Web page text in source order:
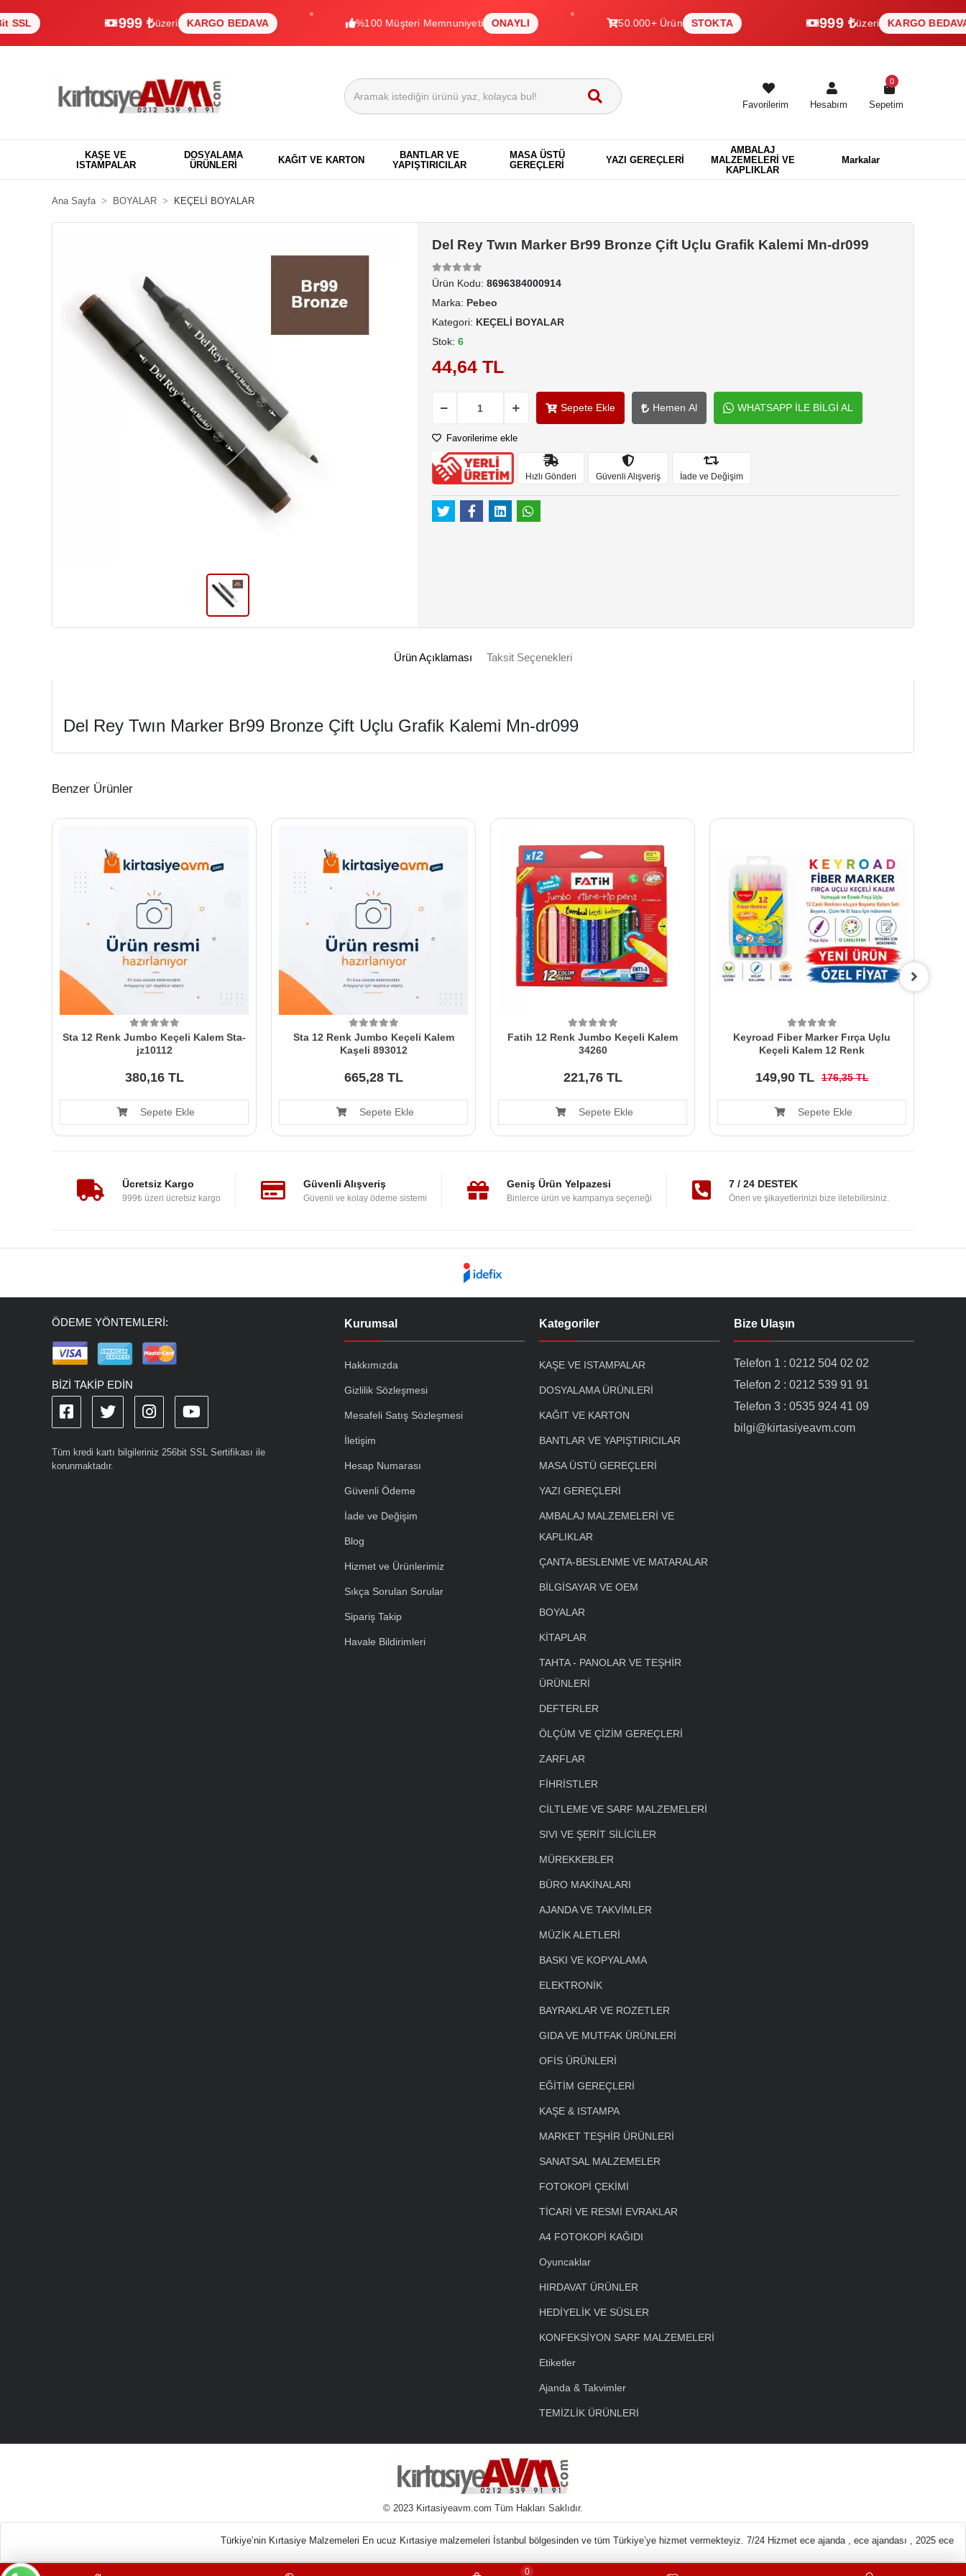
999 ₺üzeri KARGO BEDAVA %100 Müşteri Memnuniyeti ONAYLI 50.000+ Ürün STOKTA 999 ₺üzeri KARGO BEDAVA
Favorilerim Hesabım Sepetim
0
KAŞE VE
ISTAMPALAR
DOSYALAMA
ÜRÜNLERİ
KAĞIT VE KARTON
BANTLAR VE
YAPIŞTIRICILAR
MASA ÜSTÜ
GEREÇLERİ
YAZI GEREÇLERİ
AMBALAJ
MALZEMELERİ VE
KAPLIKLAR
Markalar
Ana Sayfa BOYALAR KEÇELİ BOYALAR
Del Rey Twın Marker Br99 Bronze Çift Uçlu Grafik Kalemi Mn-dr099
Ürün Kodu: 8696384000914
Marka: Pebeo
Kategori: KEÇELİ BOYALAR
Stok: 6
44,64 TL
Sepete Ekle Hemen Al WHATSAPP İLE BİLGİ AL
Favorilerime ekle
Hızlı Gönderi Güvenli Alışveriş İade ve Değişim
Ürün Açıklaması Taksit Seçenekleri
Del Rey Twın Marker Br99 Bronze Çift Uçlu Grafik Kalemi Mn-dr099
Benzer Ürünler
Sta 12 Renk Jumbo Keçeli Kalem Sta-
jz10112
380,16 TL
Sepete Ekle
Sta 12 Renk Jumbo Keçeli Kalem
Kaşeli 893012
665,28 TL
Sepete Ekle
Fatih 12 Renk Jumbo Keçeli Kalem
34260
221,76 TL
Sepete Ekle
Keyroad Fiber Marker Fırça Uçlu
Keçeli Kalem 12 Renk
149,90 TL 176,35 TL
Sepete Ekle
Ücretsiz Kargo
999₺ üzeri ücretsiz kargo
Güvenli Alışveriş
Güvenli ve kolay ödeme sistemi
Geniş Ürün Yelpazesi
Binlerce ürün ve kampanya seçeneği
7 / 24 DESTEK
Öneri ve şikayetlerinizi bize iletebilirsiniz.
ÖDEME YÖNTEMLERİ:
BİZİ TAKİP EDİN
Tüm kredi kartı bilgileriniz 256bit SSL Sertifikası ile
korunmaktadır.
Kurumsal
Hakkımızda
Gizlilik Sözleşmesi
Mesafeli Satış Sözleşmesi
İletişim
Hesap Numarası
Güvenli Ödeme
İade ve Değişim
Blog
Hizmet ve Ürünlerimiz
Sıkça Sorulan Sorular
Sipariş Takip
Havale Bildirimleri
Kategoriler
KAŞE VE ISTAMPALAR
DOSYALAMA ÜRÜNLERİ
KAĞIT VE KARTON
BANTLAR VE YAPIŞTIRICILAR
MASA ÜSTÜ GEREÇLERİ
YAZI GEREÇLERİ
AMBALAJ MALZEMELERİ VE
KAPLIKLAR
ÇANTA-BESLENME VE MATARALAR
BİLGİSAYAR VE OEM
BOYALAR
KİTAPLAR
TAHTA - PANOLAR VE TEŞHİR
ÜRÜNLERİ
DEFTERLER
ÖLÇÜM VE ÇİZİM GEREÇLERİ
ZARFLAR
FİHRİSTLER
CİLTLEME VE SARF MALZEMELERİ
SIVI VE ŞERİT SİLİCİLER
MÜREKKEBLER
BÜRO MAKİNALARI
AJANDA VE TAKVİMLER
MÜZİK ALETLERİ
BASKI VE KOPYALAMA
ELEKTRONİK
BAYRAKLAR VE ROZETLER
GIDA VE MUTFAK ÜRÜNLERİ
OFİS ÜRÜNLERİ
EĞİTİM GEREÇLERİ
KAŞE & ISTAMPA
MARKET TEŞHİR ÜRÜNLERİ
SANATSAL MALZEMELER
FOTOKOPİ ÇEKİMİ
TİCARİ VE RESMİ EVRAKLAR
A4 FOTOKOPİ KAĞIDI
Oyuncaklar
HIRDAVAT ÜRÜNLER
HEDİYELİK VE SÜSLER
KONFEKSİYON SARF MALZEMELERİ
Etiketler
Ajanda & Takvimler
TEMİZLİK ÜRÜNLERİ
Bize Ulaşın
Telefon 1 : 0212 504 02 02
Telefon 2 : 0212 539 91 91
Telefon 3 : 0535 924 41 09
bilgi@kirtasiyeavm.com
© 2023 Kirtasiyeavm.com Tüm Hakları Saklıdır.
Türkiye’nin Kırtasiye Malzemeleri En ucuz
0